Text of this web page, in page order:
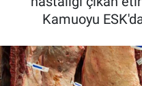
Kamuoyu
Pankobirlik
Et fiyatları